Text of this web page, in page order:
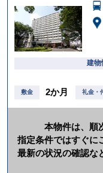
建物
敷金 2か月 礼金・
本物件は、順
指定条件ではすぐに
最新の状況の確認な